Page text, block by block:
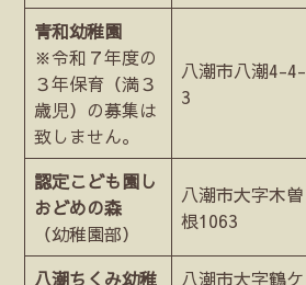
青和幼稚園
※令和７年度の
３年保育（満３
歳児）の募集は
致しません。
八潮市八潮4-4-
3
認定こども園し
おどめの森
（幼稚園部）
八潮市大字木曽
根1063
八潮ちくみ幼稚
八潮市大字鶴ケ